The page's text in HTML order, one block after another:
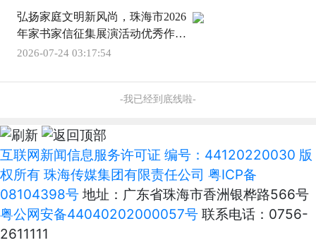
弘扬家庭文明新风尚，珠海市2026
年家书家信征集展演活动优秀作品
巡展开启
2026-07-24 03:17:54
-我已经到底线啦-
互联网新闻信息服务许可证 编号：44120220030 版
权所有 珠海传媒集团有限责任公司 粤ICP备
08104398号 地址：广东省珠海市香洲银桦路566号
粤公网安备44040202000057号 联系电话：0756-
2611111